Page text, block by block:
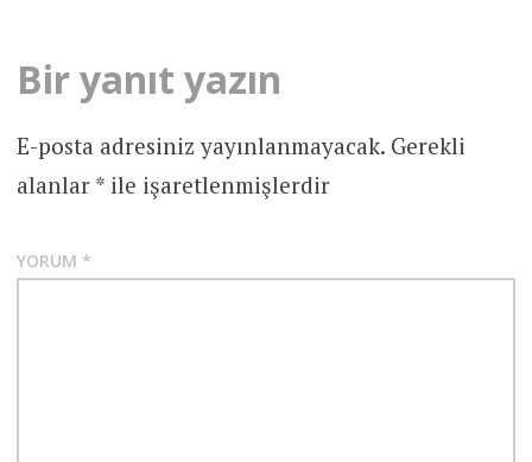
Bir yanıt yazın
E-posta adresiniz yayınlanmayacak. Gerekli
alanlar *ile işaretlenmişlerdir
YORUM *